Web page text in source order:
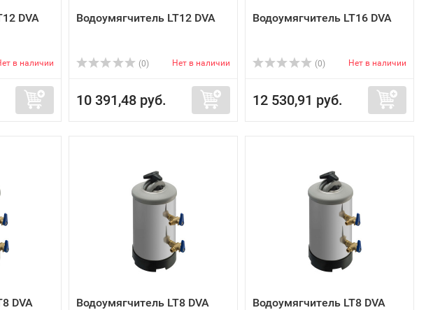
DVA
в наличии
Водоумягчитель LT12 DVA
(0) Нет в наличии
10 391,48 руб.
Водоумягчитель LT16 DVA
(0) Нет в наличии
12 530,91 руб.
DVA Водоумягчитель LT8 DVA Водоумягчитель LT8 DVA